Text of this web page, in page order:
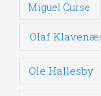
Miguel Curse
Olaf
Ole Hallesby